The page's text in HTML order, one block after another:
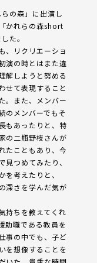
の森」に出演し
かれらの森short
た。
、リクリエーショ
演の時とはまた違
解しようと努める
せて表現すること
。また、メンバー
のメンバーでもそ
もあったりと、特
の二瓶野枝さんが
たこともあり、今
見つめてみたり、
を考えたりと、
深さを学んだ気が
持ちを教えてくれ
助職である教員を
事の中でも、子ど
を想像することを